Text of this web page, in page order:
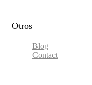
Otros
Blog
Contact